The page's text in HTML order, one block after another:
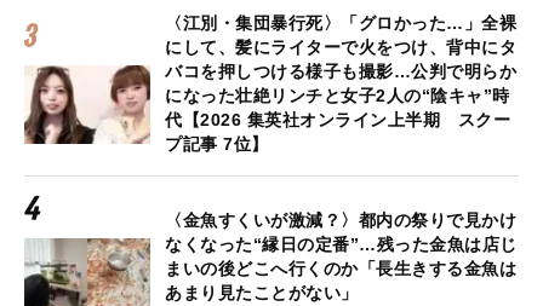
〈江別・集団暴行死〉「グロかった…」全裸
にして、髪にライターで火をつけ、背中にタ
バコを押しつける様子も撮影…公判で明らか
になった壮絶リンチと女子2人の“陰キャ”時
代【2026 集英社オンライン上半期 スクー
プ記事 7位】
〈金魚すくいが激減？〉都内の祭りで見かけ
なくなった“縁日の定番”…残った金魚は店じ
まいの後どこへ行くのか「長生きする金魚は
あまり見たことがない」